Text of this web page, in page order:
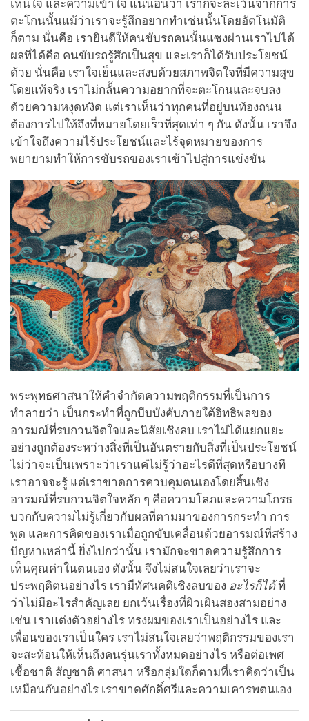
เห็นใจ และความเข้าใจ แน่นอนว่า เราก็จะละเว้นจากการ
ตะโกนนั้นแม้ว่าเราจะรู้สึกอยากทำเช่นนั้นโดยอัตโนมัติ
ก็ตาม นั่นคือ เรายินดีให้คนขับรถคนนั้นแซงผ่านเราไปได้
ผลที่ได้คือ คนขับรถรู้สึกเป็นสุข และเราก็ได้รับประโยชน์
ด้วย นั่นคือ เราใจเย็นและสงบด้วยสภาพจิตใจที่มีความสุข
โดยแท้จริง เราไม่กลั้นความอยากที่จะตะโกนและจบลง
ด้วยความหงุดหงิด แต่เราเห็นว่าทุกคนที่อยู่บนท้องถนน
ต้องการไปให้ถึงที่หมายโดยเร็วที่สุดเท่า ๆ กัน ดังนั้น เราจึง
เข้าใจถึงความไร้ประโยชน์และไร้จุดหมายของการ
พยายามทำให้การขับรถของเราเข้าไปสู่การแข่งขัน
พระพุทธศาสนาให้คำจำกัดความพฤติกรรมที่เป็นการ
ทำลายว่า เป็นกระทำที่ถูกบีบบังคับภายใต้อิทธิพลของ
อารมณ์ที่รบกวนจิตใจและนิสัยเชิงลบ เราไม่ได้แยกแยะ
อย่างถูกต้องระหว่างสิ่งที่เป็นอันตรายกับสิ่งที่เป็นประโยชน์
ไม่ว่าจะเป็นเพราะว่าเราแค่ไม่รู้ว่าอะไรดีที่สุดหรือบางที
เราอาจจะรู้ แต่เราขาดการควบคุมตนเองโดยสิ้นเชิง
อารมณ์ที่รบกวนจิตใจหลัก ๆ คือความโลภและความโกรธ
บวกกับความไม่รู้เกี่ยวกับผลที่ตามมาของการกระทำ การ
พูด และการคิดของเราเมื่อถูกขับเคลื่อนด้วยอารมณ์ที่สร้าง
ปัญหาเหล่านี้ ยิ่งไปกว่านั้น เรามักจะขาดความรู้สึกการ
เห็นคุณค่าในตนเอง ดังนั้น จึงไม่สนใจเลยว่าเราจะ
ประพฤติตนอย่างไร เรามีทัศนคติเชิงลบของ อะไรก็ได้ที่
ว่าไม่มีอะไรสำคัญเลย ยกเว้นเรื่องที่ผิวเผินสองสามอย่าง
เช่น เราแต่งตัวอย่างไร ทรงผมของเราเป็นอย่างไร และ
เพื่อนของเราเป็นใคร เราไม่สนใจเลยว่าพฤติกรรมของเรา
จะสะท้อนให้เห็นถึงคนรุ่นเราทั้งหมดอย่างไร หรือต่อเพศ
เชื้อชาติ สัญชาติ ศาสนา หรือกลุ่มใดก็ตามที่เราคิดว่าเป็น
เหมือนกันอย่างไร เราขาดศักดิ์ศรีและความเคารพตนเอง